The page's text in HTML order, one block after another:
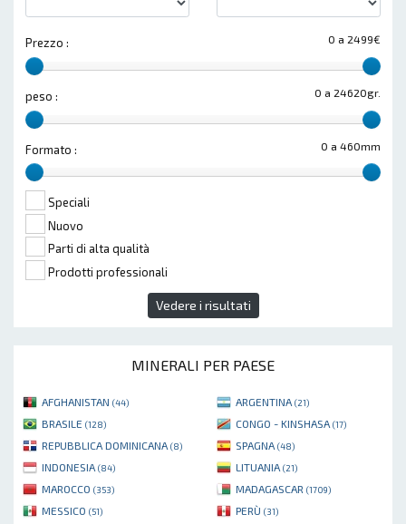
0 a 2499€
Prezzo :
0 a 24620gr.
peso :
0 a 460mm
Formato :
Speciali
Nuovo
Parti di alta qualità
Prodotti professionali
Vedere i risultati
MINERALI PER PAESE
AFGHANISTAN (44) ARGENTINA (21)
BRASILE (128) CONGO - KINSHASA (17)
REPUBBLICA DOMINICANA (8) SPAGNA (48)
INDONESIA (84) LITUANIA (21)
MAROCCO (353) MADAGASCAR (1709)
MESSICO (51) PERÙ (31)